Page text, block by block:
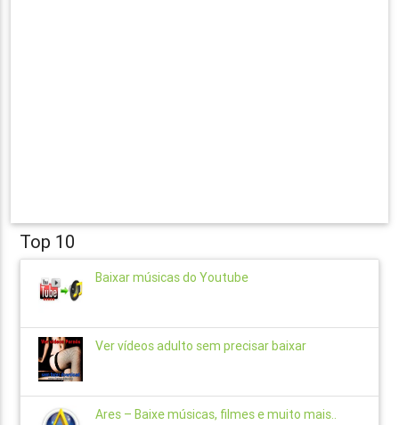
Top 10
Baixar músicas do Youtube
Ver vídeos adulto sem precisar baixar
Ares – Baixe músicas, filmes e muito mais..